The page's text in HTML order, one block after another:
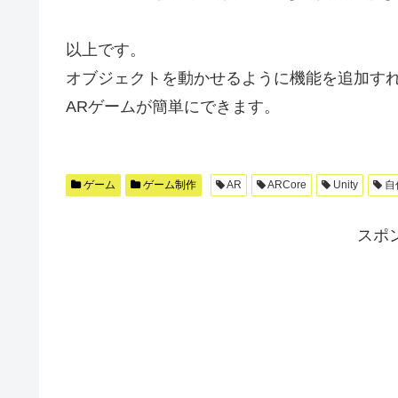
以上です。
オブジェクトを動かせるように機能を追加す
ARゲームが簡単にできます。
ゲーム ゲーム制作 AR ARCore Unity 自
スポ